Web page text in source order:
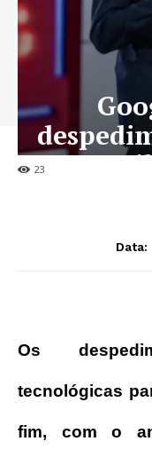
23
12
Data:
Os
tecnológicas
fim, com o